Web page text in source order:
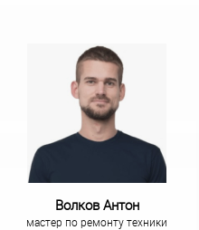
Волков Антон
мастер по ремонту техники